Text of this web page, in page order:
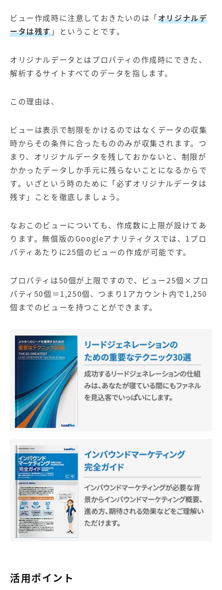
ビュー作成時に注意しておきたいのは「オリジナルデ
ータは残す」ということです。
オリジナルデータとはプロパティの作成時にできた、
解析するサイトすべてのデータを指します。
この理由は、
ビューは表示で制限をかけるのではなくデータの収集
時からその条件に合ったもののみが収集されます。つ
まり、オリジナルデータを残しておかないと、制限が
かかったデータしか手元に残らないことになるからで
す。いざという時のために「必ずオリジナルデータは
残す」ことを徹底しましょう。
なおこのビューについても、作成数に上限が設けてあ
ります。無償版のGoogleアナリティクスでは、1プロ
パティあたりに25個のビューの作成が可能です。
プロパティは50個が上限ですので、ビュー25個×プロ
パティ50個＝1,250個、つまり1アカウント内で1,250
個までのビューを持つことができます。
活用ポイント